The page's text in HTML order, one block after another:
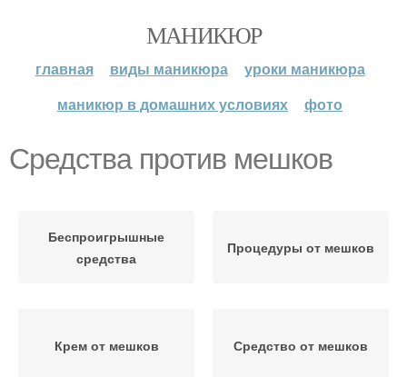
МАНИКЮР
главная виды маникюра
уроки маникюра
маникюр в домашних условиях
фото
Средства против мешков
Беспроигрышные
средства
Процедуры от мешков
Крем от мешков Средство от мешков